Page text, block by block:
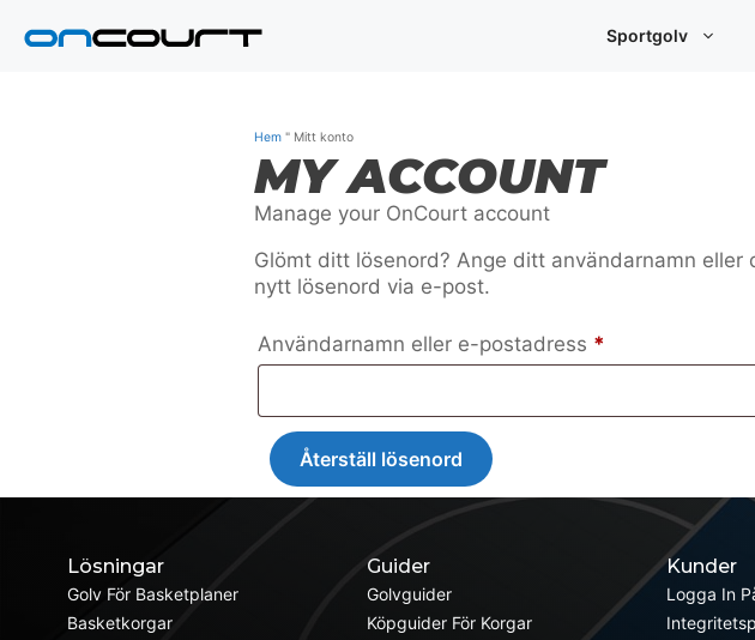
Sportgolv
Hem " Mitt konto
MY ACCOUNT
Manage your OnCourt account
Glömt ditt lösenord? Ange ditt användarnamn
nytt lösenord via e-post.
Användarnamn eller e-postadress *
Återställ lösenord
Lösningar
Golv För Basketplaner
Basketkorgar
Guider
Golvguider
Köpguider För Korgar
Kunder
Logga In